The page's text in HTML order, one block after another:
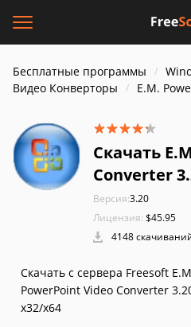
Бесплатные программы
Видео Конверторы
E.M.
Скачать
Converter
Версия:3.20
Лицензия: $45.95
4148
Скачать с сервера Freesoft
PowerPoint Video Converter
x32/x64